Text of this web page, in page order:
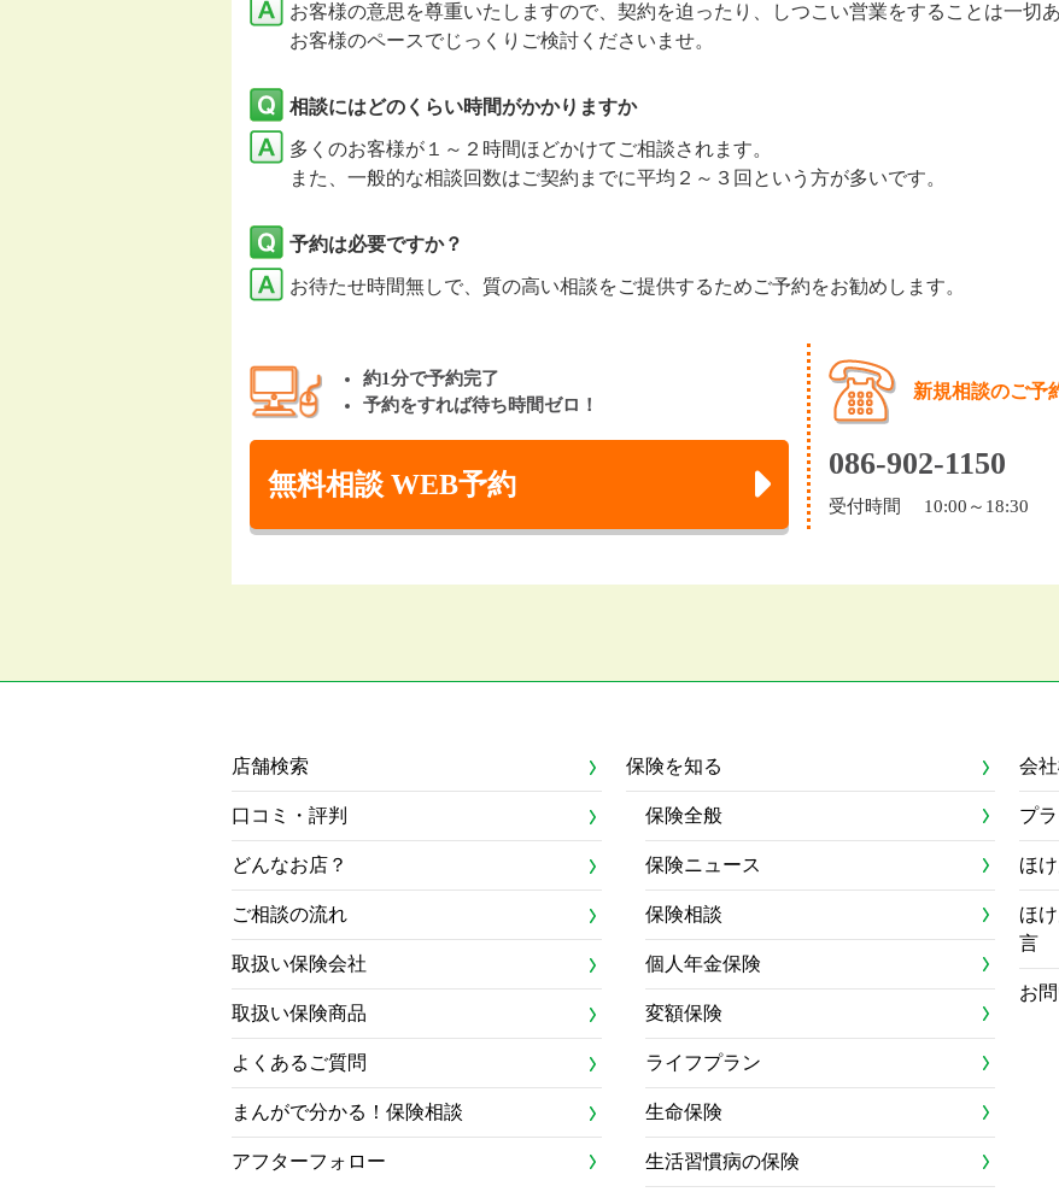
お客様の意思を尊重いたしますので、契約を迫ったり、しつこい営業をすることは一切あ
お客様のペースでじっくりご検討くださいませ。
相談にはどのくらい時間がかかりますか
多くのお客様が１～２時間ほどかけてご相談されます。
また、一般的な相談回数はご契約までに平均２～３回という方が多いです。
予約は必要ですか？
お待たせ時間無しで、質の高い相談をご提供するためご予約をお勧めします。
約1分で予約完了
予約をすれば待ち時間ゼロ！
無料相談 WEB予約
新規相談のご予
086-902-1150
受付時間 10:00～18:30
店舗検索
口コミ・評判
どんなお店？
ご相談の流れ
取扱い保険会社
取扱い保険商品
よくあるご質問
まんがで分かる！保険相談
アフターフォロー
保険を知る
保険全般
保険ニュース
保険相談
個人年金保険
変額保険
ライフプラン
生命保険
生活習慣病の保険
会
プ
ほ
ほ
言
お